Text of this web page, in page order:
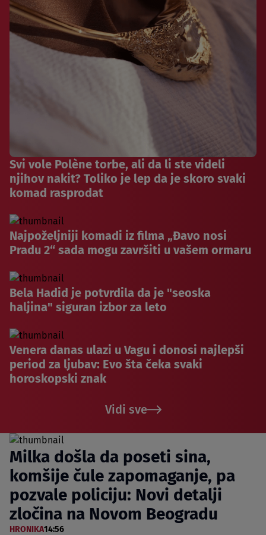
Svi vole Polène torbe, ali da li ste videli
njihov nakit? Toliko je lep da je skoro svaki
komad rasprodat
Najpoželjniji komadi iz filma „Đavo nosi
Pradu 2“ sada mogu završiti u vašem ormaru
Bela Hadid je potvrdila da je "seoska
haljina" siguran izbor za leto
Venera danas ulazi u Vagu i donosi najlepši
period za ljubav: Evo šta čeka svaki
horoskopski znak
Vidi sve
Milka došla da poseti sina,
komšije čule zapomaganje, pa
pozvale policiju: Novi detalji
zločina na Novom Beogradu
HRONIKA14:56